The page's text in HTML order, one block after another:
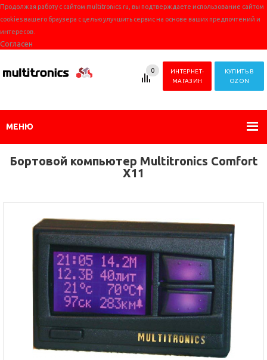
Продолжая работу с сайтом multitronics.ru, вы подтверждаете использование сайтом
cookies вашего браузера с целью улучшить сервис на основе ваших предпочтений и
интересов.
Согласен
КУПИТЬ В
OZON
ИНТЕРНЕТ-
МАГАЗИН
0
МЕНЮ
Бортовой компьютер Multitronics Comfort
X11